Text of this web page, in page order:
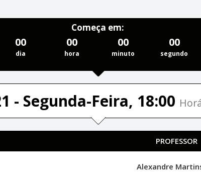
Começa em:
00
dia
00
hora
00
minuto
00
segundo
- Segunda-Feira, 18:00
PROFESSOR
Alexandre